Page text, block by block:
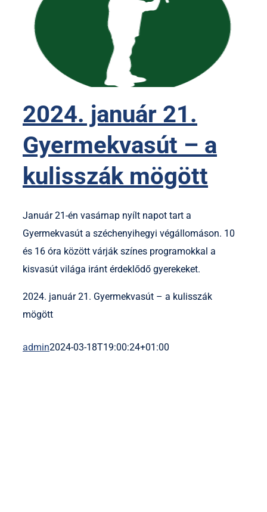
2024. január 21.
Gyermekvasút – a
kulisszák mögött
Január 21-én vasárnap nyílt napot tart a
Gyermekvasút a széchenyihegyi végállomáson. 10
és 16 óra között várják színes programokkal a
kisvasút világa iránt érdeklődő gyerekeket.
2024. január 21. Gyermekvasút – a kulisszák
mögött
admin2024-03-18T19:00:24+01:00